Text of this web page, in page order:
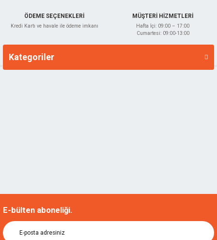
ÖDEME SEÇENEKLERİ
Kredi Kartı ve havale ile ödeme imkanı
MÜŞTERİ HİZMETLERİ
Hafta İçi: 09:00 – 17:00
Cumartesi: 09:00-13:00
Kategoriler
Markalar
E-bülten aboneliği.